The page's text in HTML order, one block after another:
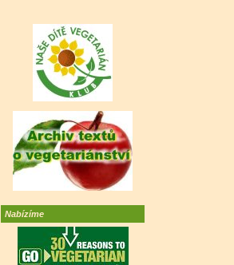
Nabízíme